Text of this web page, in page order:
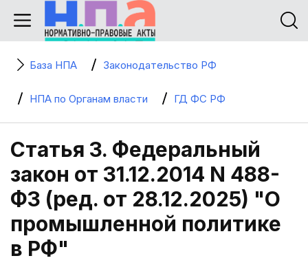
База НПА Законодательство РФ
НПА по Органам власти ГД ФС РФ
Статья 3. Федеральный
закон от 31.12.2014 N 488-
ФЗ (ред. от 28.12.2025) "О
промышленной политике
в РФ"